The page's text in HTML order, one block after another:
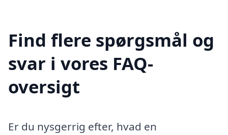
Find flere spørgsmål og
svar i vores FAQ-
oversigt
Er du nysgerrig efter, hvad en